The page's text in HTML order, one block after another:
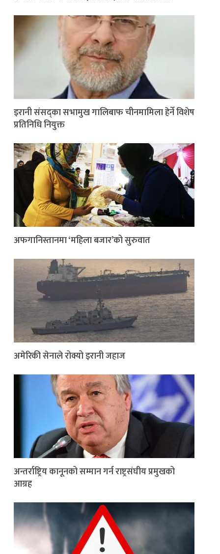
इरानी संसद्का सभामुख गालिबाफ चीनमामिला हेर्ने विशेष
प्रतिनिधि नियुक्त
अफगानिस्तानमा ‘महिला बजार’को सुरुवात
अमेरिकी सेनाले रोक्यो इरानी जहाज
अन्तर्राष्ट्रिय कानूनको सम्मान गर्न राष्ट्रसंघीय प्रमुखको
आग्रह